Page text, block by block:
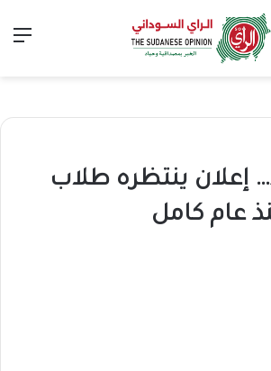
إعلان ينتظره طلاب
عام كامل